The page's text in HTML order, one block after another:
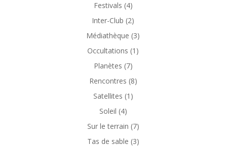
Festivals (4)
Inter-Club (2)
Médiathèque (3)
Occultations (1)
Planètes (7)
Rencontres (8)
Satellites (1)
Soleil (4)
Sur le terrain (7)
Tas de sable (3)